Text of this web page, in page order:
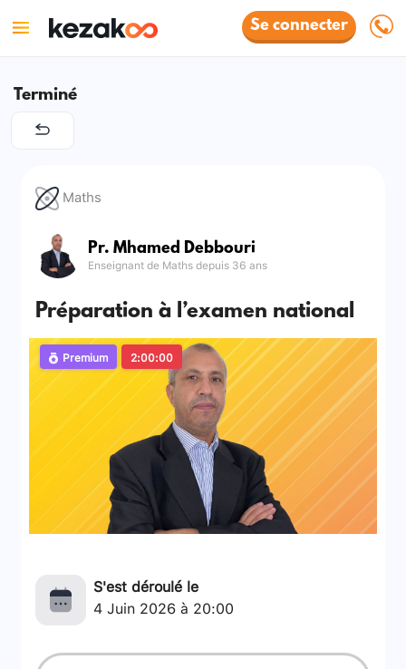
Se connecter
Terminé
Maths
Pr. Mhamed Debbouri
Enseignant de Maths depuis 36 ans
Préparation à l’examen national
Premium 2:00:00
S'est déroulé le
4 Juin 2026 à 20:00